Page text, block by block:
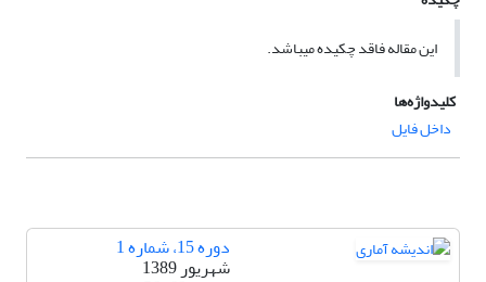
این مقاله فاقد چکیده می​باشد.
کلیدواژه‌ها
داخل فایل
دوره 15، شماره 1
شهریور 1389